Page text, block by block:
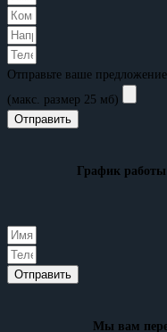
Отправьте ваше предложение
(макс. размер 25 мб)
Отправить
График
Отправить
Мы вам